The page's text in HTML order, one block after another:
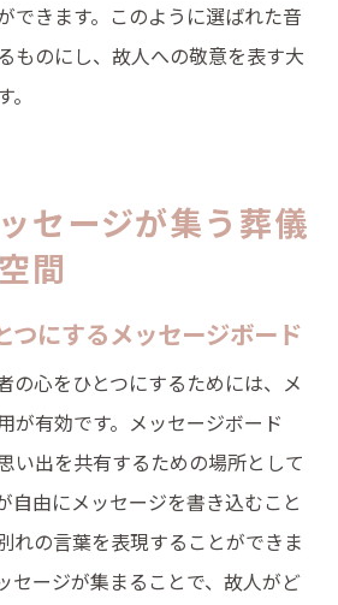
できます。このように選ばれた音
ものにし、故人への敬意を表す大
セージが集う葬儀
間
つにするメッセージボード
の心をひとつにするためには、メ
が有効です。メッセージボード
い出を共有するための場所として
自由にメッセージを書き込むこと
れの言葉を表現することができま
セージが集まることで、故人がど